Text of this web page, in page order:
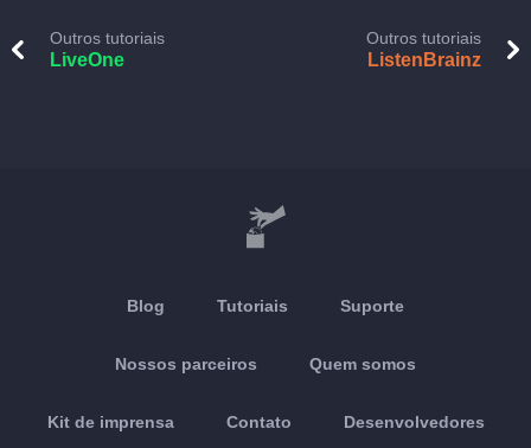
Outros tutoriais
LiveOne
Outros tutoriais
ListenBrainz
Blog Tutoriais Suporte
Nossos parceiros Quem somos
Kit de imprensa Contato Desenvolvedores